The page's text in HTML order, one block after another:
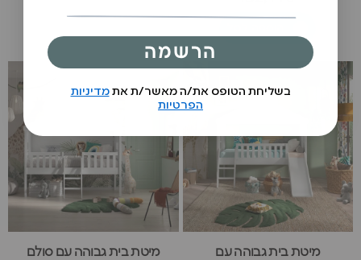
מיטת בית גבוהה עם
מיטת בית גבוהה עם סולם
הרשמה
בשליחת הטופס את/ה מאשר/ת אתמדיניות
הפרטיות